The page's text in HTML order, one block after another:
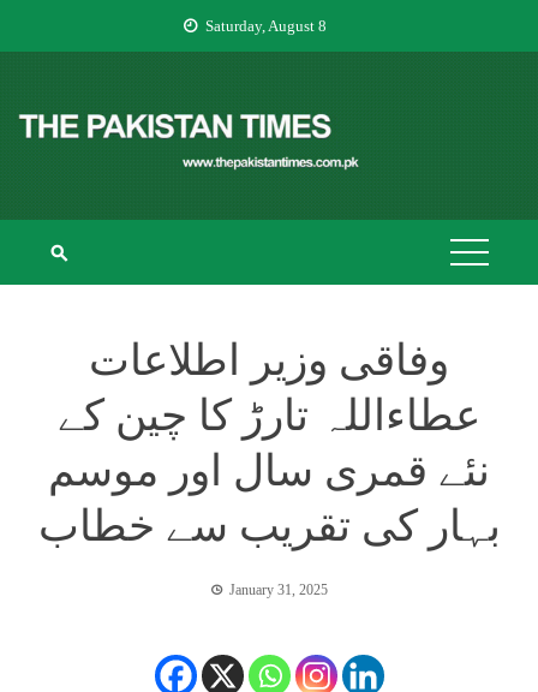
Saturday, August 8
THE PAKISTAN
TIMES
The Pakistan Times
وفاقی وزیر اطلاعات
عطاءاللہ تارڑ کا چین کے
نئے قمری سال اور موسم
بہار کی تقریب سے خطاب
January 31, 2025